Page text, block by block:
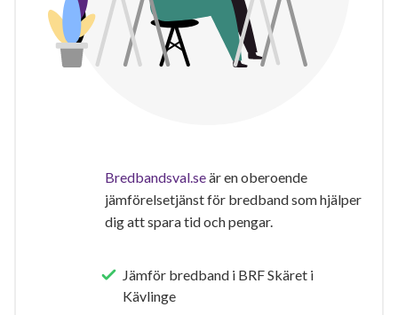
Bredbandsval.seär en oberoende
jämförelsetjänst för bredband som hjälper
dig att spara tid och pengar.
Jämför bredband i BRF Skäret i
Kävlinge